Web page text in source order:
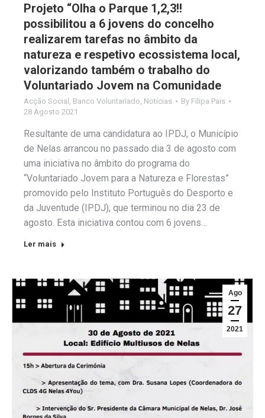
Projeto “Olha o Parque 1,2,3!!
possibilitou a 6 jovens do concelho
realizarem tarefas no âmbito da
natureza e respetivo ecossistema local,
valorizando também o trabalho do
Voluntariado Jovem na Comunidade
Acção Social Banco Voluntariado Notícias By Filipa Pais
28 Agosto 2021
Resultante de uma candidatura ao IPDJ, o Município
de Nelas arrancou no passado dia 3 de agosto com
uma iniciativa no âmbito do programa do
“Voluntariado Jovem para a Natureza e Florestas”
promovido pelo Instituto Português do Desporto e
da Juventude (IPDJ), que terminou no dia 23 de
agosto. Esta iniciativa contou com 6 jovens…
Ler mais
Ago
27
2021